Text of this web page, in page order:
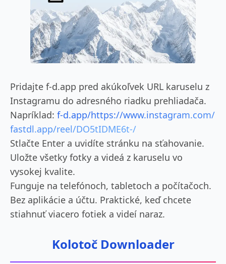
Pridajte f-d.app pred akúkoľvek URL karuselu z
Instagramu do adresného riadku prehliadača.
Napríklad: f-d.app/https://www.instagram.com/
fastdl.app/reel/DO5tIDME6t-/
Stlačte Enter a uvidíte stránku na sťahovanie.
Uložte všetky fotky a videá z karuselu vo
vysokej kvalite.
Funguje na telefónoch, tabletoch a počítačoch.
Bez aplikácie a účtu. Praktické, keď chcete
stiahnuť viacero fotiek a videí naraz.
Kolotoč Downloader